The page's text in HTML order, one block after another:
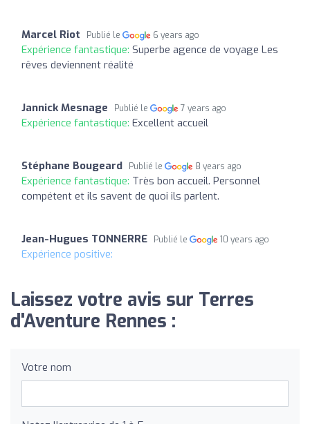
Marcel Riot Publié le 6 years ago
Expérience fantastique: Superbe agence de voyage Les
rêves deviennent réalité
Jannick Mesnage Publié le 7 years ago
Expérience fantastique: Excellent accueil
Stéphane Bougeard Publié le 8 years ago
Expérience fantastique: Très bon accueil. Personnel
compétent et ils savent de quoi ils parlent.
Jean-Hugues TONNERRE Publié le 10 years ago
Expérience positive:
Laissez votre avis sur Terres
d'Aventure Rennes :
Votre nom